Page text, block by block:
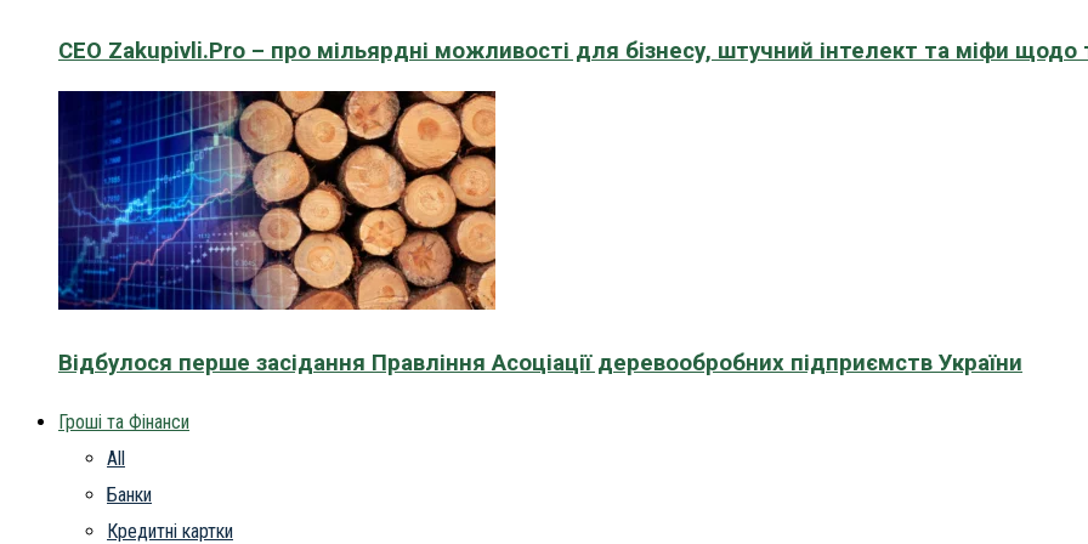
CEO Zakupivli.Pro – про мільярдні можливості для бізнесу, штучний інтелект та міфи щодо
Відбулося перше засідання Правління Асоціації деревообробних підприємств України
Гроші та Фінанси
All
Банки
Кредитні картки